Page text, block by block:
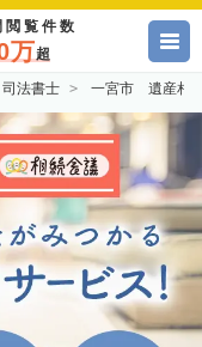
閲覧件数
万超
法書士 一宮市 遺産相